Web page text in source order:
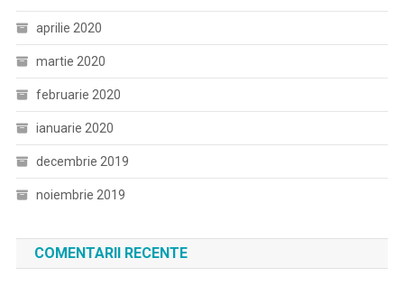
aprilie 2020
martie 2020
februarie 2020
ianuarie 2020
decembrie 2019
noiembrie 2019
COMENTARII RECENTE